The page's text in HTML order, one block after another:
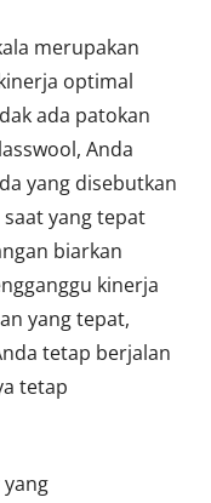
merupakan
optimal
ada patokan
Anda
yang disebutkan
yang tepat
biarkan
kinerja
yang tepat,
tetap berjalan
tetap